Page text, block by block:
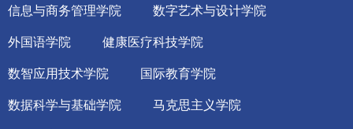
信息与商务管理学院 数字艺术与设计学院
外国语学院 健康医疗科技学院
数智应用技术学院 国际教育学院
数据科学与基础学院 马克思主义学院